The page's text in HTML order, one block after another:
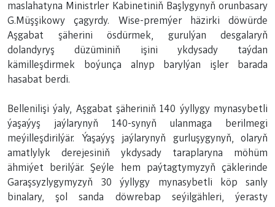
maslahatyna Ministrler Kabinetiniň Başlygynyň orunbasary
G.Müşşikowy çagyrdy. Wise-premýer häzirki döwürde
Aşgabat şäherini ösdürmek, gurulýan desgalaryň
dolandyryş düzüminiň işini ykdysady taýdan
kämilleşdirmek boýunça alnyp barylýan işler barada
hasabat berdi.
Bellenilişi ýaly, Aşgabat şäheriniň 140 ýyllygy mynasybetli
ýaşaýyş jaýlarynyň 140-synyň ulanmaga berilmegi
meýilleşdirilýär. Ýaşaýyş jaýlarynyň gurluşygynyň, olaryň
amatlylyk derejesiniň ykdysady taraplaryna möhüm
ähmiýet berilýär. Şeýle hem paýtagtymyzyň çäklerinde
Garaşsyzlygymyzyň 30 ýyllygy mynasybetli köp sanly
binalary, şol sanda döwrebap seýilgähleri, ýerasty